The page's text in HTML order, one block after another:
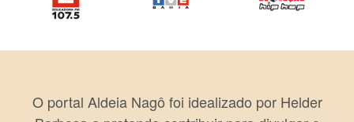
O portal Aldeia Nagô foi idealizado por Helder